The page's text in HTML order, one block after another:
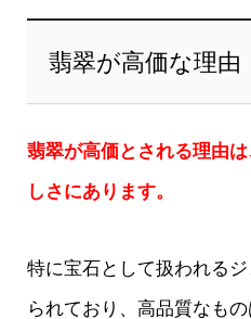
翡翠が高価な理由
翡翠が高価とされる理由
しさにあります。
特に宝石として扱われる
られており、高品質なも